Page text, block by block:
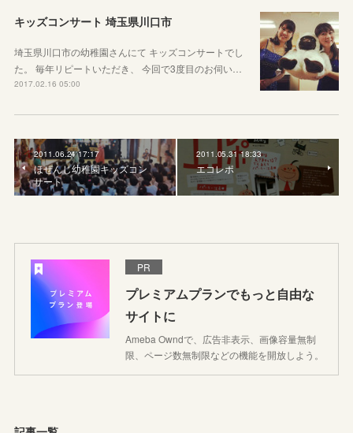
キッズコンサート 埼玉県川口市
埼玉県川口市の幼稚園さんにて キッズコンサートでし
た。 毎年リピートいただき、 今回で3度目のお伺い…
2017.02.16 05:00
2011.06.24 17:17
ほぜんじ幼稚園キッズコン
サート
2011.05.31 18:33
エコレポ
PR
プレミアムプランでもっと自由な
サイトに
Ameba Owndで、広告非表示、画像容量無制
限、ページ数無制限などの機能を開放しよう。